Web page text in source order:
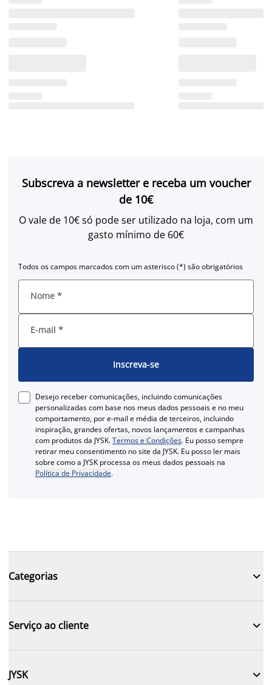
Subscreva a newsletter e receba um voucher
de 10€
O vale de 10€ só pode ser utilizado na loja, com um
gasto mínimo de 60€
Todos os campos marcados com um asterisco (*) são obrigatórios
Nome *
E-mail *
Inscreva-se
Desejo receber comunicações, incluindo comunicações
personalizadas com base nos meus dados pessoais e no meu
comportamento, por e-mail e média de terceiros, incluindo
inspiração, grandes ofertas, novos lançamentos e campanhas
com produtos da JYSK.Termos e Condições. Eu posso sempre
retirar meu consentimento no site da JYSK. Eu posso ler mais
sobre como a JYSK processa os meus dados pessoais na
Política de Privacidade.
Categorias 
Serviço ao cliente 
JYSK 